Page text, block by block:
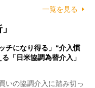
一覧を見る
チになり得る」“介入慣
「日米協調為替介入」
いの協調介入に踏み切っ